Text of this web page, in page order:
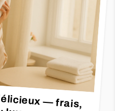
— frais,
luxueux…
moment !
votre linge